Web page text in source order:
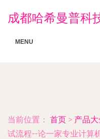
成都哈希曼普科
MENU
当前位置： 首页 > 产品大
试流程--论一家专业计算